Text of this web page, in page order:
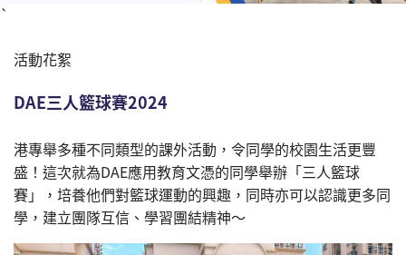
`
活動花絮
DAE三人籃球賽2024
港專舉多種不同類型的課外活動，令同學的校園生活更豐
盛！這次就為DAE應用教育文憑的同學舉辦‍「三人籃球
賽」，培養他們對籃球運動的興趣，同時亦可以認識更多同
學，建立團隊互信、學習團結精神～